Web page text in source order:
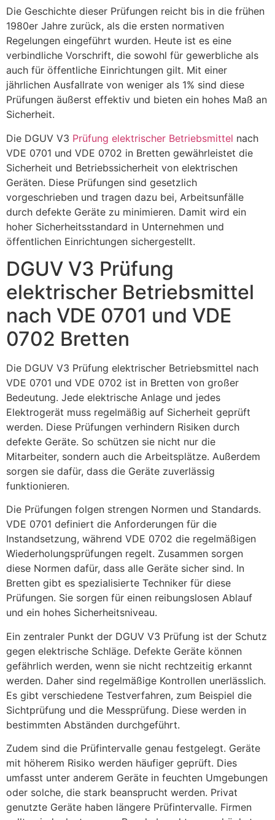
Die Geschichte dieser Prüfungen reicht bis in die frühen
1980er Jahre zurück, als die ersten normativen
Regelungen eingeführt wurden. Heute ist es eine
verbindliche Vorschrift, die sowohl für gewerbliche als
auch für öffentliche Einrichtungen gilt. Mit einer
jährlichen Ausfallrate von weniger als 1% sind diese
Prüfungen äußerst effektiv und bieten ein hohes Maß an
Sicherheit.
Die DGUV V3 Prüfung elektrischer Betriebsmittel nach
VDE 0701 und VDE 0702 in Bretten gewährleistet die
Sicherheit und Betriebssicherheit von elektrischen
Geräten. Diese Prüfungen sind gesetzlich
vorgeschrieben und tragen dazu bei, Arbeitsunfälle
durch defekte Geräte zu minimieren. Damit wird ein
hoher Sicherheitsstandard in Unternehmen und
öffentlichen Einrichtungen sichergestellt.
DGUV V3 Prüfung
elektrischer Betriebsmittel
nach VDE 0701 und VDE
0702 Bretten
Die DGUV V3 Prüfung elektrischer Betriebsmittel nach
VDE 0701 und VDE 0702 ist in Bretten von großer
Bedeutung. Jede elektrische Anlage und jedes
Elektrogerät muss regelmäßig auf Sicherheit geprüft
werden. Diese Prüfungen verhindern Risiken durch
defekte Geräte. So schützen sie nicht nur die
Mitarbeiter, sondern auch die Arbeitsplätze. Außerdem
sorgen sie dafür, dass die Geräte zuverlässig
funktionieren.
Die Prüfungen folgen strengen Normen und Standards.
VDE 0701 definiert die Anforderungen für die
Instandsetzung, während VDE 0702 die regelmäßigen
Wiederholungsprüfungen regelt. Zusammen sorgen
diese Normen dafür, dass alle Geräte sicher sind. In
Bretten gibt es spezialisierte Techniker für diese
Prüfungen. Sie sorgen für einen reibungslosen Ablauf
und ein hohes Sicherheitsniveau.
Ein zentraler Punkt der DGUV V3 Prüfung ist der Schutz
gegen elektrische Schläge. Defekte Geräte können
gefährlich werden, wenn sie nicht rechtzeitig erkannt
werden. Daher sind regelmäßige Kontrollen unerlässlich.
Es gibt verschiedene Testverfahren, zum Beispiel die
Sichtprüfung und die Messprüfung. Diese werden in
bestimmten Abständen durchgeführt.
Zudem sind die Prüfintervalle genau festgelegt. Geräte
mit höherem Risiko werden häufiger geprüft. Dies
umfasst unter anderem Geräte in feuchten Umgebungen
oder solche, die stark beansprucht werden. Privat
genutzte Geräte haben längere Prüfintervalle. Firmen